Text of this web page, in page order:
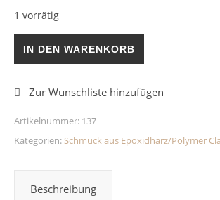
1 vorrätig
Herzohrringe Lila/Pink Flakes 14mm
IN DEN WARENKORB
Artikelnummer: 137
Kategorien: Schmuck aus Epoxidharz/Polymer
Beschreibung